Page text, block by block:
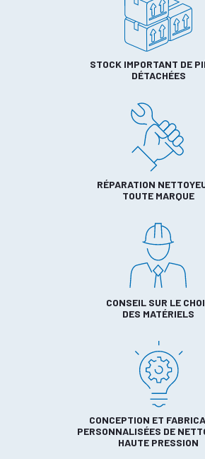
STOCK IMPORTANT DE
DÉTACHÉES
RÉPARATION
TOUTE MARQUE
CONSEIL SUR LE
DES MATÉRIELS
CONCEPTION ET
PERSONNALISÉES DE
HAUTE PRESSION